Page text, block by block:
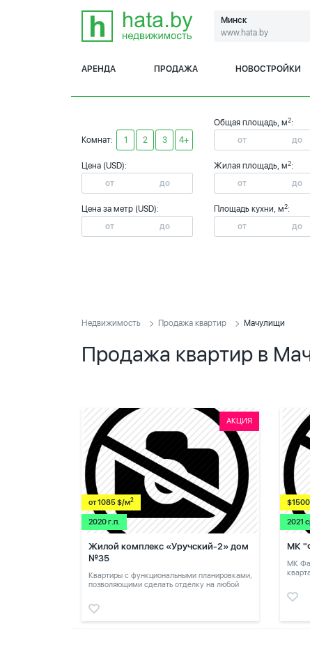
Минск
www.hata.by
АРЕНДА ПРОДАЖА НОВОСТРОЙКИ
Комнат: 1 2 3 4+
Цена (USD):
Цена за метр (USD):
Общая площадь, м2:
Жилая площадь, м2:
Площадь кухни, м2:
Недвижимость Продажа квартир Мачулищи
Продажа квартир в
АКЦИЯ
от 1085 $/м2
2020 г.п.
Жилой комплекс «Уручский-2» дом
№35
Квартиры с функциональными планировками,
позволяющими сделать отделку на любой
2021
МК
МК